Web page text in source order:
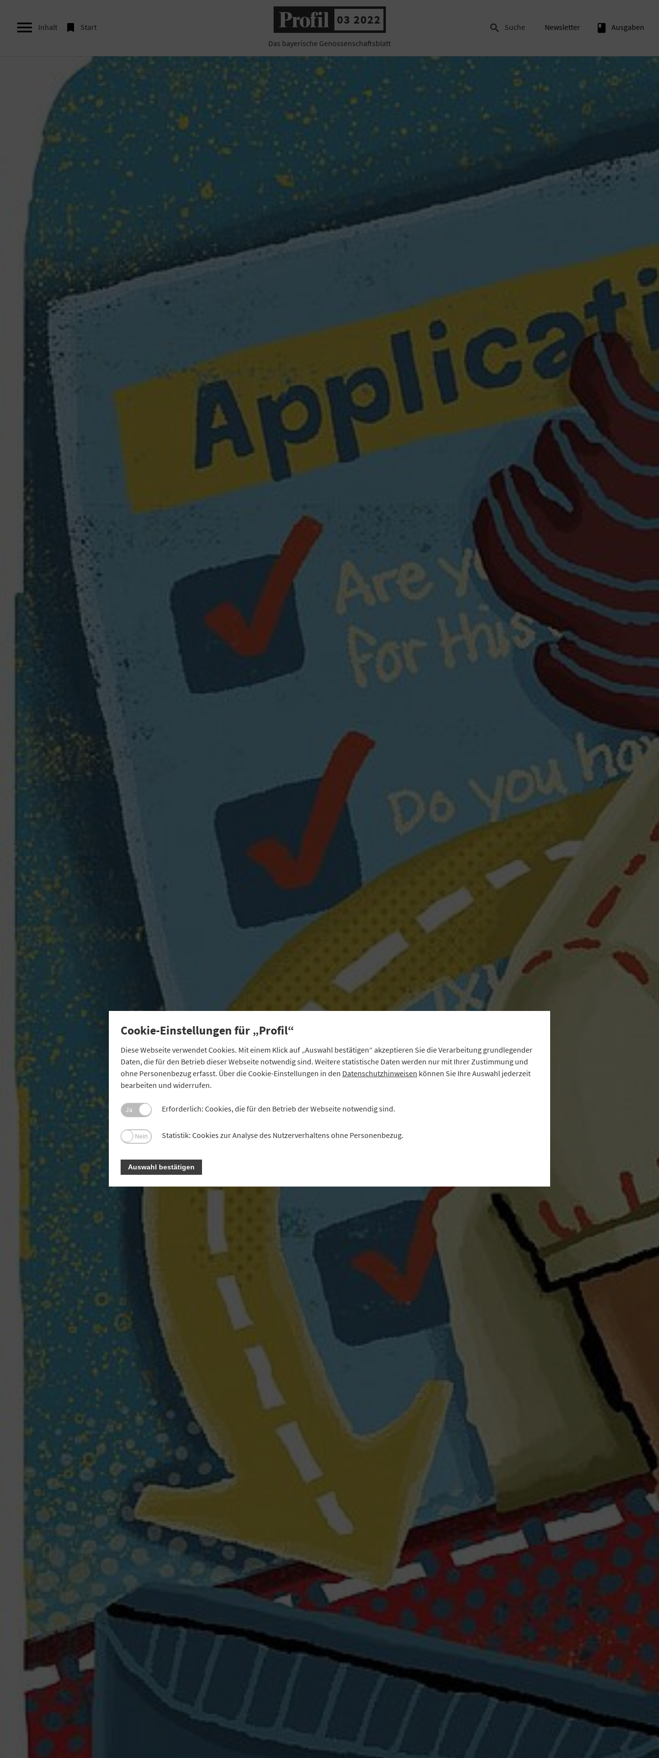
 Inhalt  Start
03 2022
Das bayerische Genossenschaftsblatt
 Suche Newsletter book Ausgaben
Cookie-Einstellungen für „Profil“
Diese Webseite verwendet Cookies. Mit einem Klick auf „Auswahl bestätigen“ akzeptieren Sie die Verarbeitung grundlegender
Daten, die für den Betrieb dieser Webseite notwendig sind. Weitere statistische Daten werden nur mit Ihrer Zustimmung und
ohne Personenbezug erfasst. Über die Cookie-Einstellungen in den Datenschutzhinweisen können Sie Ihre Auswahl jederzeit
bearbeiten und widerrufen.
Ja Erforderlich: Cookies, die für den Betrieb der Webseite notwendig sind.
Nein Statistik: Cookies zur Analyse des Nutzerverhaltens ohne Personenbezug.
Auswahl bestätigen